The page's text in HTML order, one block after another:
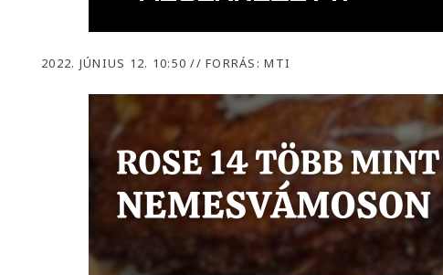
2022. JÚNIUS 12. 10:50// FORRÁS: MTI